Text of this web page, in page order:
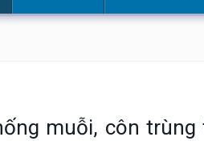
muỗi, côn trùng